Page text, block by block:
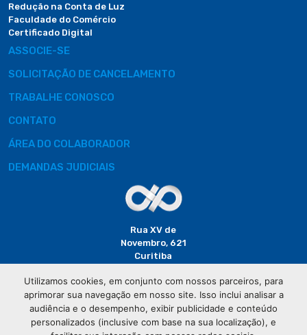
Redução na Conta de Luz
Faculdade do Comércio
Certificado Digital
ASSOCIE-SE
SOLICITAÇÃO DE CANCELAMENTO
TRABALHE CONOSCO
CONTATO
ÁREA DO COLABORADOR
DEMANDAS JUDICIAIS
Rua XV de
Novembro, 621
Curitiba
(41) 3320-
2929
Utilizamos cookies, em conjunto com nossos parceiros, para
aprimorar sua navegação em nosso site. Isso inclui analisar a
audiência e o desempenho, exibir publicidade e conteúdo
personalizados (inclusive com base na sua localização), e